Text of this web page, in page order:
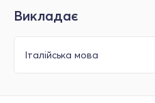
Викладає